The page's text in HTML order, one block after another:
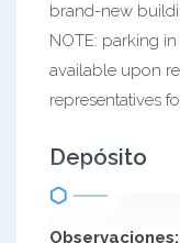
brand-new
NOTE: parking
available upon
representatives
Depósito
Observaciones: